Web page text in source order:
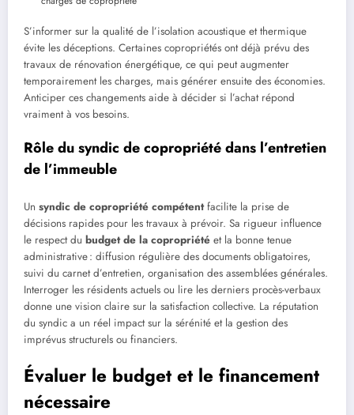
S’informer sur la qualité de l’isolation acoustique et thermique
évite les déceptions. Certaines copropriétés ont déjà prévu des
travaux de rénovation énergétique, ce qui peut augmenter
temporairement les charges, mais générer ensuite des économies.
Anticiper ces changements aide à décider si l’achat répond
vraiment à vos besoins.
Rôle du syndic de copropriété dans l’entretien
de l’immeuble
Un syndic de copropriété compétentfacilite la prise de
décisions rapides pour les travaux à prévoir. Sa rigueur influence
le respect du budget de la copropriété et la bonne tenue
administrative : diffusion régulière des documents obligatoires,
suivi du carnet d’entretien, organisation des assemblées générales.
Interroger les résidents actuels ou lire les derniers procès-verbaux
donne une vision claire sur la satisfaction collective. La réputation
du syndic a un réel impact sur la sérénité et la gestion des
imprévus structurels ou financiers.
Évaluer le budget et le financement
nécessaire